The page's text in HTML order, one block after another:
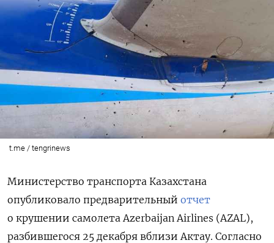
t.me / tengrinews
Министерство транспорта Казахстана
опубликовало предварительный отчет
о крушении самолета Azerbaijan Airlines (AZAL),
разбившегося 25 декабря вблизи Актау. Согласно